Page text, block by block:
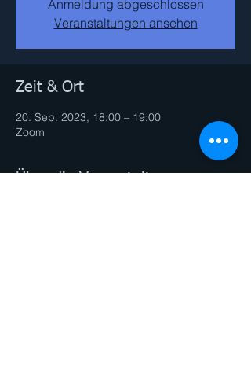
Anmeldung abgeschlossen
Veranstaltungen ansehen
Zeit & Ort
20. Sep. 2023, 18:00 – 19:00
Zoom
Über die Veranstaltung